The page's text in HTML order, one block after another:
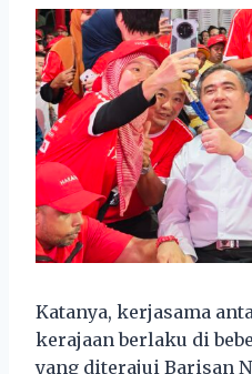
Katanya, kerjasama
kerajaan berlaku di
yang diterajui Barisan